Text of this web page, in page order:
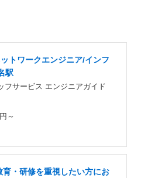
トワークエンジニア/インフ
駅
フサービス エンジニアガイド
～
育・研修を重視したい方にお